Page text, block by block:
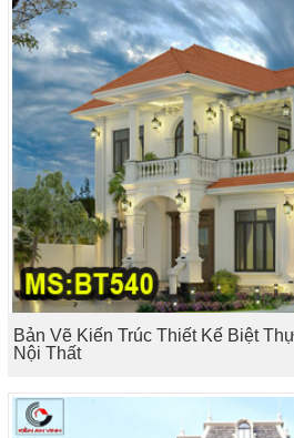
Bản Vẽ Kiến Trúc Thiết Kế Biệt
Nội Thất